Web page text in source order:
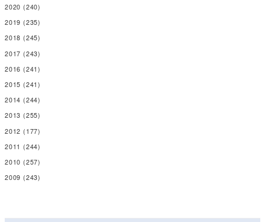
2020 (240)
2019 (235)
2018 (245)
2017 (243)
2016 (241)
2015 (241)
2014 (244)
2013 (255)
2012 (177)
2011 (244)
2010 (257)
2009 (243)